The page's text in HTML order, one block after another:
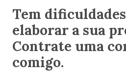
Tem
elaborar a sua
Contrate uma
comigo.